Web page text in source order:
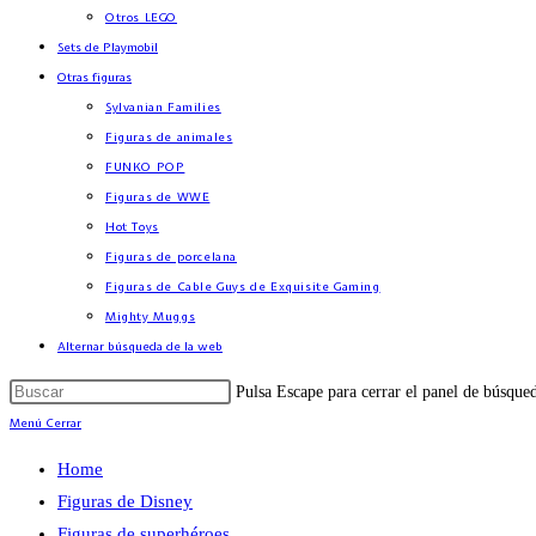
Otros LEGO
Sets de Playmobil
Otras figuras
Sylvanian Families
Figuras de animales
FUNKO POP
Figuras de WWE
Hot Toys
Figuras de porcelana
Figuras de Cable Guys de Exquisite Gaming
Mighty Muggs
Alternar búsqueda de la web
Pulsa Escape para cerrar el panel de
Menú Cerrar
Home
Figuras de Disney